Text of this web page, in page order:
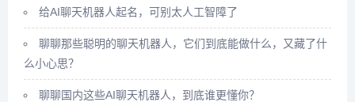
给AI聊天机器人起名，可别太人工智障了
聊聊那些聪明的聊天机器人，它们到底能做什么，又藏了什
么小心思？
聊聊国内这些AI聊天机器人，到底谁更懂你？